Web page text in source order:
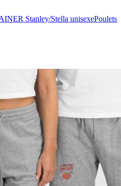
Stanley/Stella unisexePoulets